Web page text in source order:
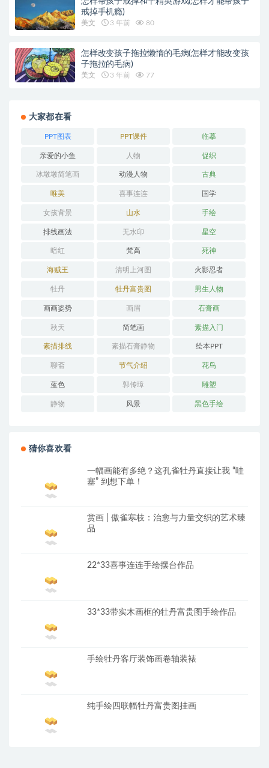
戒掉手机瘾)
美文 3 年前 80
怎样改变孩子拖拉懒惰的毛病(怎样才能改变孩
子拖拉的毛病)
美文 3 年前 77
大家都在看
PPT图表 PPT课件 临摹
亲爱的小鱼 人物 促织
冰墩墩简笔画 动漫人物 古典
唯美 喜事连连 国学
女孩背景 山水 手绘
排线画法 无水印 星空
暗红 梵高 死神
海贼王 清明上河图 火影忍者
牡丹 牡丹富贵图 男生人物
画画姿势 画眉 石膏画
秋天 简笔画 素描入门
素描排线 素描石膏静物 绘本PPT
聊斋 节气介绍 花鸟
蓝色 郭传璋 雕塑
静物 风景 黑色手绘
猜你喜欢看
一幅画能有多绝？这孔雀牡丹直接让我 “哇
塞” 到想下单！
赏画 | 傲雀寒枝：治愈与力量交织的艺术臻
品
22*33喜事连连手绘摆台作品
33*33带实木画框的牡丹富贵图手绘作品
手绘牡丹客厅装饰画卷轴装裱
纯手绘四联幅牡丹富贵图挂画